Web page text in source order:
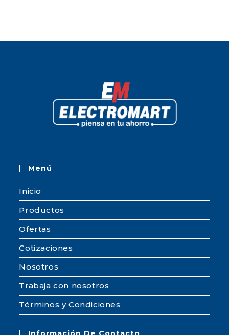
Menú
Inicio
Productos
Ofertas
Cotizaciones
Nosotros
Trabaja con nosotros
Términos y Condiciones